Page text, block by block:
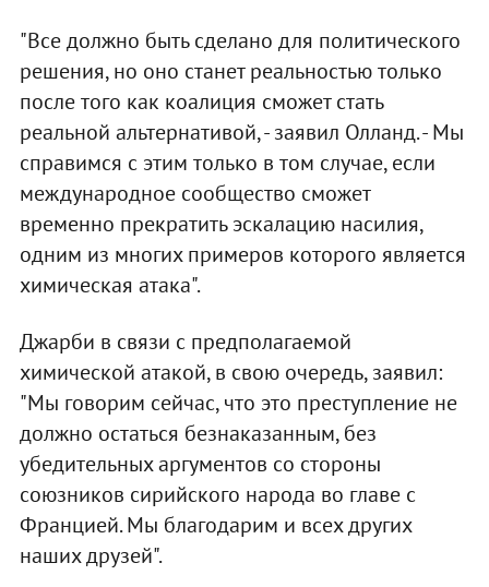
"Все должно быть сделано для политического
решения, но оно станет реальностью только
после того как коалиция сможет стать
реальной альтернативой, - заявил Олланд. - Мы
справимся с этим только в том случае, если
международное сообщество сможет
временно прекратить эскалацию насилия,
одним из многих примеров которого является
химическая атака".
Джарби в связи с предполагаемой
химической атакой, в свою очередь, заявил:
"Мы говорим сейчас, что это преступление не
должно остаться безнаказанным, без
убедительных аргументов со стороны
союзников сирийского народа во главе с
Францией. Мы благодарим и всех других
наших друзей".